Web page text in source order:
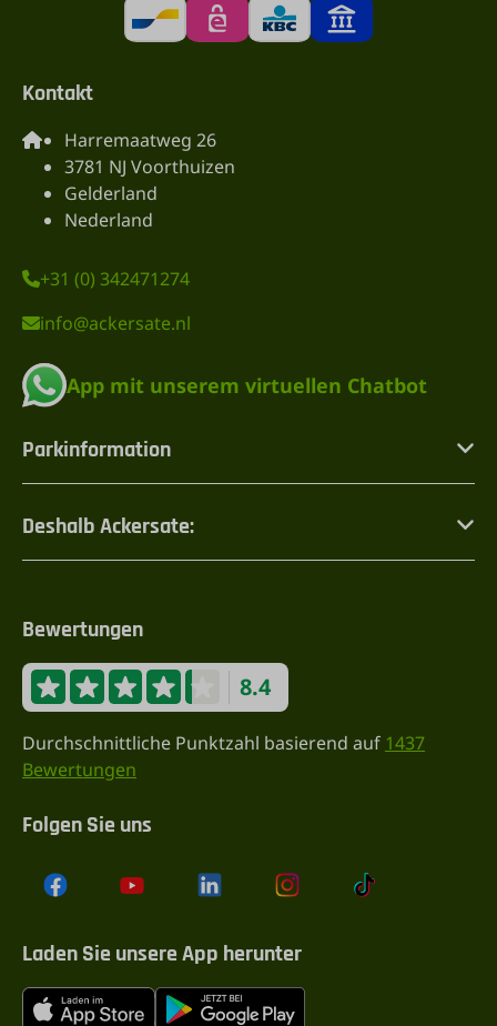
Kontakt
Harremaatweg 26
3781 NJ Voorthuizen
Gelderland
Nederland
+31 (0) 342471274
info@ackersate.nl
App mit unserem virtuellen Chatbot
Parkinformation
Deshalb Ackersate:
Bewertungen
8.4
Durchschnittliche Punktzahl basierend auf 1437
Bewertungen
Folgen Sie uns
Laden Sie unsere App herunter